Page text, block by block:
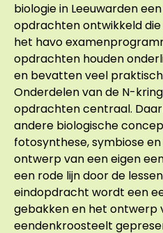
biologie in Leeuwarden
opdrachten ontwikkeld
het havo
opdrachten houden
en bevatten veel
Onderdelen van de N-
opdrachten centraal.
andere biologische
fotosynthese, symbiose
ontwerp van een eigen
een rode lijn door de
eindopdracht wordt een
gebakken en het ontwerp
eendenkroosteelt